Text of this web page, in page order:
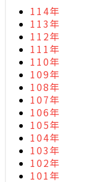
114年
113年
112年
111年
110年
109年
108年
107年
106年
105年
104年
103年
102年
101年